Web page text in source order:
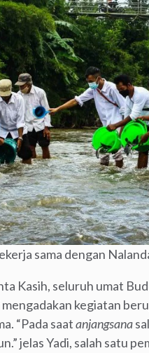
sama dengan
Kasih, seluruh umat
kegiatan
“Pada saatanjangsana
jelas Yadi, salah satu